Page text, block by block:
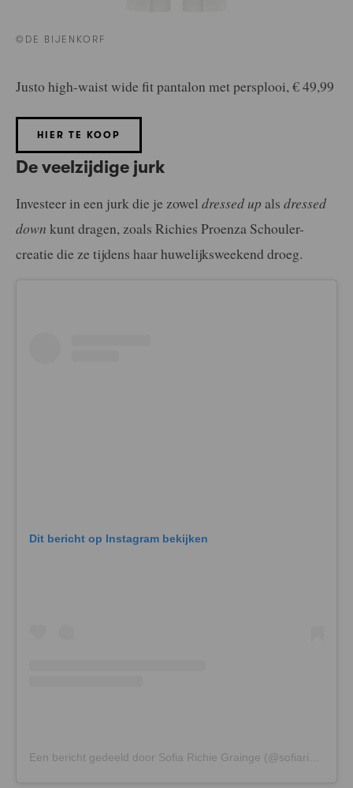
©DE BIJENKORF
Justo high-waist wide fit pantalon met persplooi, € 49,99
HIER TE KOOP
De veelzijdige jurk
Investeer in een jurk die je zowel dressed up als dressed
down kunt dragen, zoals Richies Proenza Schouler-
creatie die ze tijdens haar huwelijksweekend droeg.
Dit bericht op Instagram bekijken
Een bericht gedeeld door Sofia Richie Grainge (@sofiarichiegrainge)